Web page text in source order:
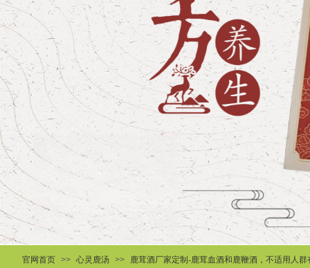
官网首页 >> 心灵鹿汤 >> 鹿茸酒厂家定制-鹿茸血酒和鹿鞭酒，不适用人群